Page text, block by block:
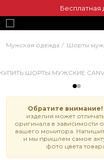
Бесплатная
Мужская одежда Шорты
Обратите внимание!
изделия может
оригинала в зависимости
вашего монитора.
и мы пришлем самое
фото цвета